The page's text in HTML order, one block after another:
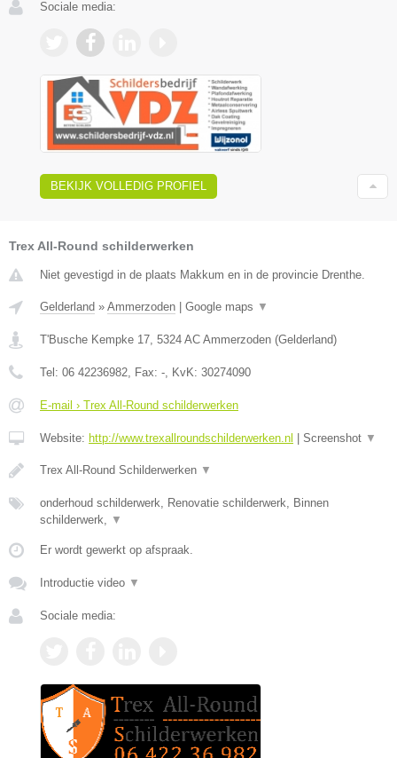
Sociale media:
BEKIJK VOLLEDIG PROFIEL
Trex All-Round schilderwerken
Niet gevestigd in de plaats Makkum en in de provincie Drenthe.
Gelderland » Ammerzoden Google maps ▼
T'Busche Kempke 17, 5324 AC Ammerzoden (Gelderland)
Tel: 06 42236982, Fax: -, KvK: 30274090
E-mail › Trex All-Round schilderwerken
Website: http://www.trexallroundschilderwerken.nl Screenshot ▼
Trex All-Round Schilderwerken ▼
onderhoud schilderwerk, Renovatie schilderwerk, Binnen
schilderwerk, ▼
Er wordt gewerkt op afspraak.
Introductie video ▼
Sociale media: